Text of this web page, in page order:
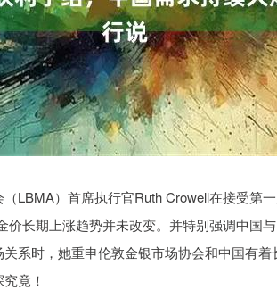
LBMA）首席执行官Ruth Crowell在接受第
价长期上涨趋势并未改变。并特别强调中国
系时，她重申伦敦金银市场协会和中国有
竟！
-26.85 -0.58% 北证50